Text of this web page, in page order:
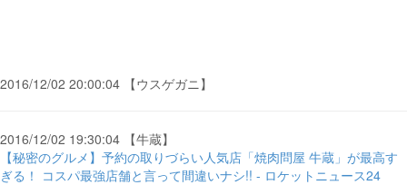
2016/12/02 20:00:04 【ウスゲガニ】
2016/12/02 19:30:04 【牛蔵】
【秘密のグルメ】予約の取りづらい人気店「焼肉問屋 牛蔵」が最高す
ぎる！ コスパ最強店舗と言って間違いナシ!! - ロケットニュース24